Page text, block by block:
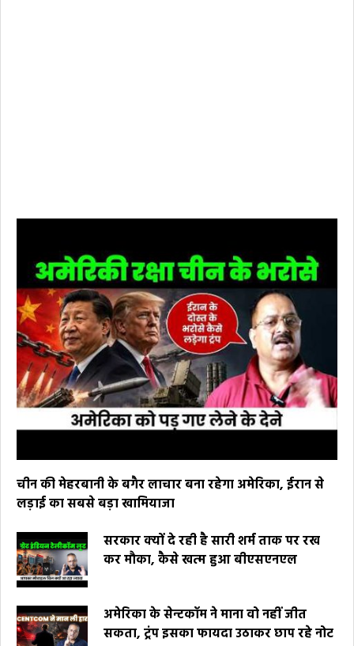
चीन की मेहरबानी के बगैर लाचार बना रहेगा अमेरिका, ईरान से
लड़ाई का सबसे बड़ा खामियाजा
सरकार क्यों दे रही है सारी शर्म ताक पर रख
कर मौका, कैसे खत्म हुआ बीएसएनएल
अमेरिका के सेन्टकॉम ने माना वो नहीं जीत
सकता, ट्रंप इसका फायदा उठाकर छाप रहे नोट